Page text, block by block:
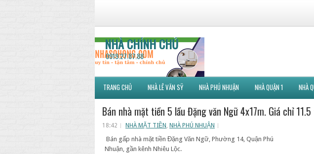
NHÀ CHÍNH CHỦ
0919.27.87.88
TRANG CHỦ NHÀ LÊ VĂN SỸ NHÀ PHÚ NHUẬN NHÀ QUẬN 1 NHÀ
Bán nhà mặt tiền 5 lầu Đặng văn Ngữ 4x17m. Giá chỉ
18:42 NHÀ MẶT TIỀN , NHÀ PHÚ NHUẬN
Bán gấp nhà mặt tiền Đặng Văn Ngữ, Phường 14, Quận Phú
Nhuận, gần kênh Nhiêu Lộc.